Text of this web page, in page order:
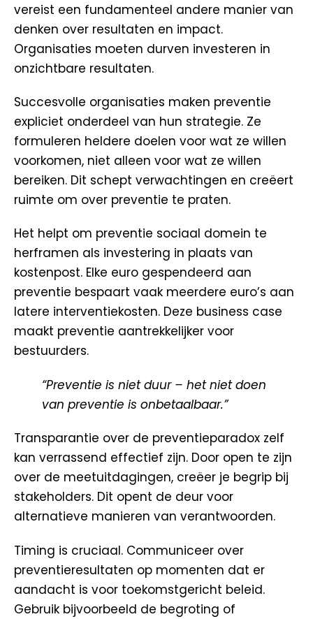
vereist een fundamenteel andere manier van
denken over resultaten en impact.
Organisaties moeten durven investeren in
onzichtbare resultaten.
Succesvolle organisaties maken preventie
expliciet onderdeel van hun strategie. Ze
formuleren heldere doelen voor wat ze willen
voorkomen, niet alleen voor wat ze willen
bereiken. Dit schept verwachtingen en creëert
ruimte om over preventie te praten.
Het helpt om preventie sociaal domein te
herframen als investering in plaats van
kostenpost. Elke euro gespendeerd aan
preventie bespaart vaak meerdere euro’s aan
latere interventiekosten. Deze business case
maakt preventie aantrekkelijker voor
bestuurders.
“Preventie is niet duur – het niet doen
van preventie is onbetaalbaar.”
Transparantie over de preventieparadox zelf
kan verrassend effectief zijn. Door open te zijn
over de meetuitdagingen, creëer je begrip bij
stakeholders. Dit opent de deur voor
alternatieve manieren van verantwoorden.
Timing is cruciaal. Communiceer over
preventieresultaten op momenten dat er
aandacht is voor toekomstgericht beleid.
Gebruik bijvoorbeeld de begroting of